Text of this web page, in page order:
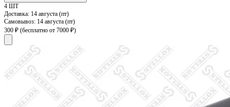
4 ШТ
Доставка: 14 августа (пт)
Самовывоз: 14 августа (пт)
300 ₽ (бесплатно от 7000 ₽)